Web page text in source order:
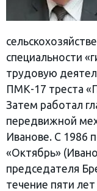
специальности
трудовую
ПМК-17 треста
Затем работал
передвижной
Иванове. С 1986
«Октябрь»
председателя
течение пяти